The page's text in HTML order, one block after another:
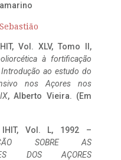
Vol. XLV, Tomo II,
à fortificação
ao estudo do
nos Açores nos
, Alberto Vieira. (Em
Vol. L, 1992 –
SOBRE AS
DOS AÇORES